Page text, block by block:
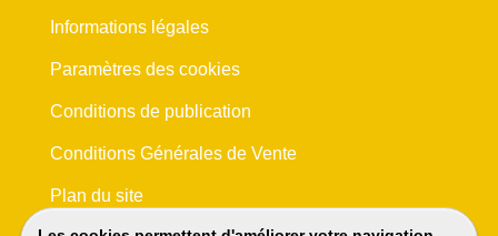
Informations légales
Paramètres des cookies
Conditions de publication
Conditions Générales de Vente
Plan du site